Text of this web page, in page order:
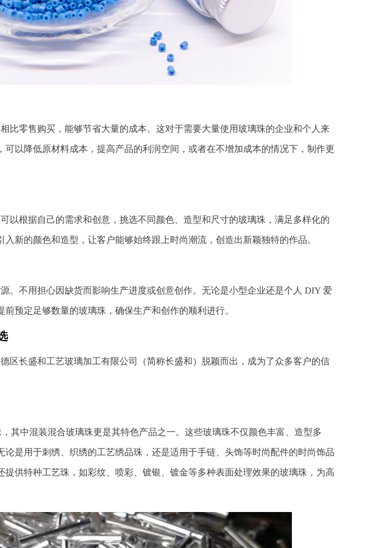
比零售购买，能够节省大量的成本。这对于需要大量使用玻璃珠的企业和个人来
以降低原材料成本，提高产品的利润空间，或者在不增加成本的情况下，制作更
以根据自己的需求和创意，挑选不同颜色、造型和尺寸的玻璃珠，满足多样化的
新的颜色和造型，让客户能够始终跟上时尚潮流，创造出新颖独特的作品。
。不用担心因缺货而影响生产进度或创意创作。无论是小型企业还是个人 DIY 爱
预定足够数量的玻璃珠，确保生产和创作的顺利进行。
区长盛和工艺玻璃加工有限公司（简称长盛和）脱颖而出，成为了众多客户的信
其中混装混合玻璃珠更是其特色产品之一。这些玻璃珠不仅颜色丰富、造型多
是用于刺绣、织绣的工艺绣品珠，还是适用于手链、头饰等时尚配件的时尚饰品
供特种工艺珠，如彩纹、喷彩、镀银、镀金等多种表面处理效果的玻璃珠，为高